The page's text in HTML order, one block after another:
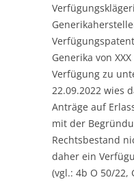
Generika von
Verfügung zu
22.09.2022 wies
Anträge auf
mit der
Rechtsbestand
daher ein
(vgl.: 4b O 50/22,